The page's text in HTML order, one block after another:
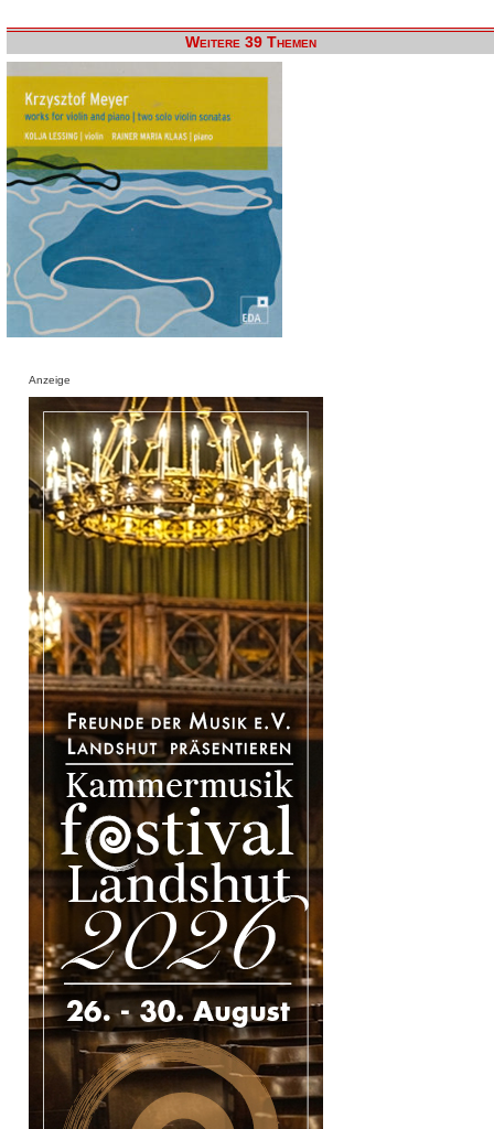
Weitere 39 Themen
Anzeige